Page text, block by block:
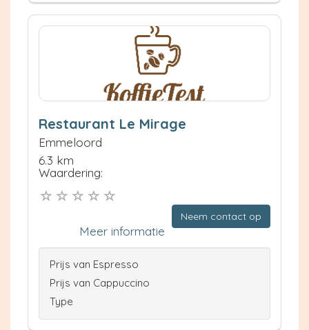
Restaurant Le Mirage
Emmeloord
6.3 km
Waardering:
Neem contact op
Meer informatie
Prijs van Espresso
Prijs van Cappuccino
Type